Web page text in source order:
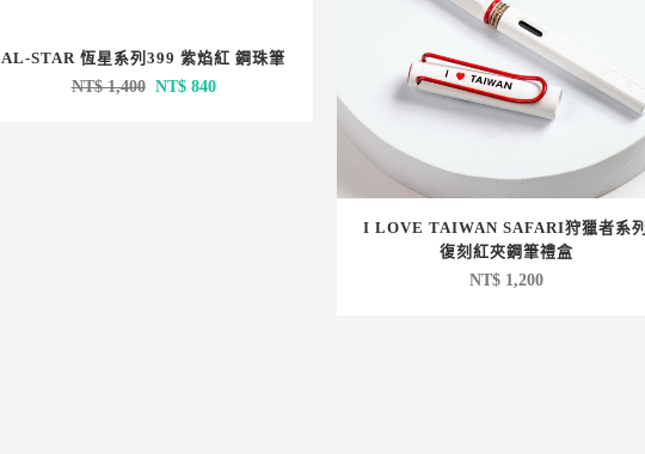
AL-STAR 恆星系列399 紫焰紅 鋼珠筆
NT$1,400 原
NT$840目
I LOVE TAIWAN SAFARI狩獵者系列
復刻紅夾鋼筆禮盒
NT$1,200